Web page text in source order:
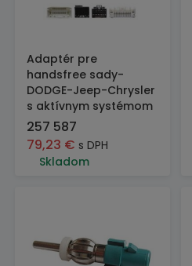
Adaptér pre
handsfree sady-
DODGE-Jeep-Chrysler
s aktívnym systémom
257 587
79,23 € s DPH
Skladom